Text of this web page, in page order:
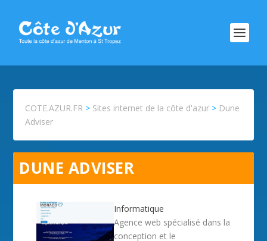
COTE.AZUR.FR > Sites internet de la côte d'azur > Dune
Adviser
DUNE ADVISER
Informatique
Agence web spécialisé dans la
conception et le